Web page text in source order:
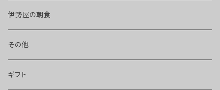
伊勢屋の朝食
その他
ギフト